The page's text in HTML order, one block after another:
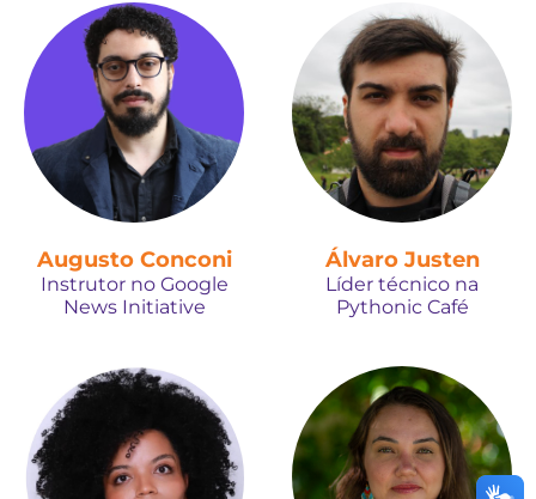
Augusto Conconi
Instrutor no Google
News Initiative
Álvaro Justen
Líder técnico na
Pythonic Café